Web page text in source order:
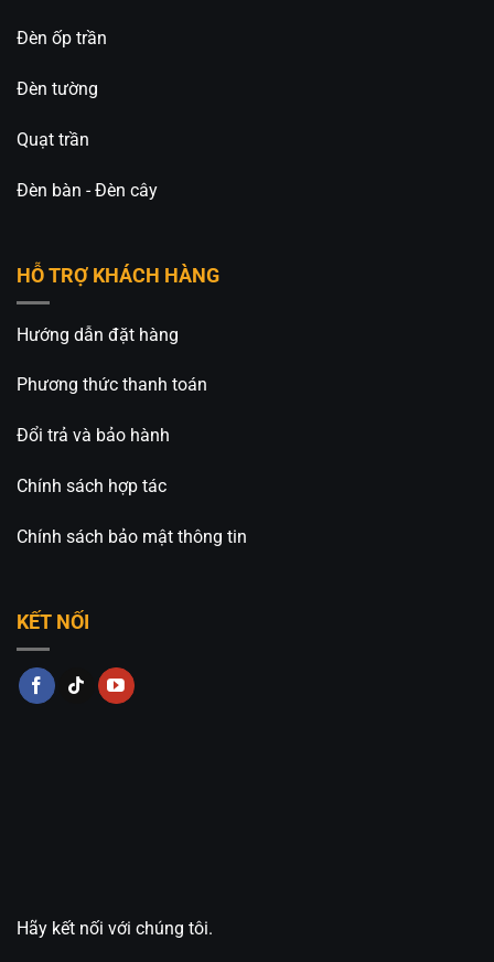
Đèn ốp trần
Đèn tường
Quạt trần
Đèn bàn - Đèn cây
HỖ TRỢ KHÁCH HÀNG
Hướng dẫn đặt hàng
Phương thức thanh toán
Đổi trả và bảo hành
Chính sách hợp tác
Chính sách bảo mật thông tin
KẾT NỐI
Hãy kết nối với chúng tôi.